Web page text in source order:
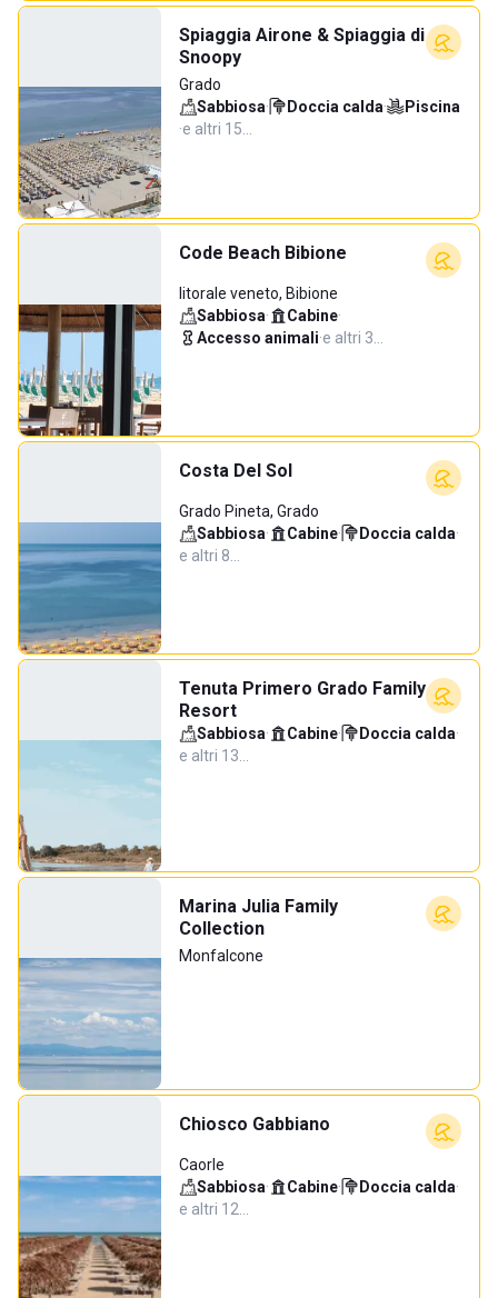
Spiaggia Airone & Spiaggia di
Snoopy
Grado
Sabbiosa· Doccia calda·
Piscina
·e altri 15…
Code Beach Bibione
litorale veneto, Bibione
Sabbiosa· Cabine·
Accesso animali·e altri 3…
Costa Del Sol
Grado Pineta, Grado
Sabbiosa· Cabine· Doccia calda·
e altri 8…
Tenuta Primero Grado Family
Resort
Sabbiosa· Cabine· Doccia calda·
e altri 13…
Marina Julia Family
Collection
Monfalcone
Chiosco Gabbiano
Caorle
Sabbiosa· Cabine· Doccia calda·
e altri 12…